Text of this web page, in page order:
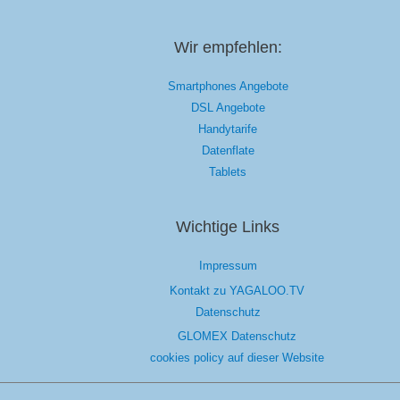
Wir empfehlen:
Smartphones Angebote
DSL Angebote
Handytarife
Datenflate
Tablets
Wichtige Links
Impressum
Kontakt zu YAGALOO.TV
Datenschutz
GLOMEX Datenschutz
cookies policy auf dieser Website